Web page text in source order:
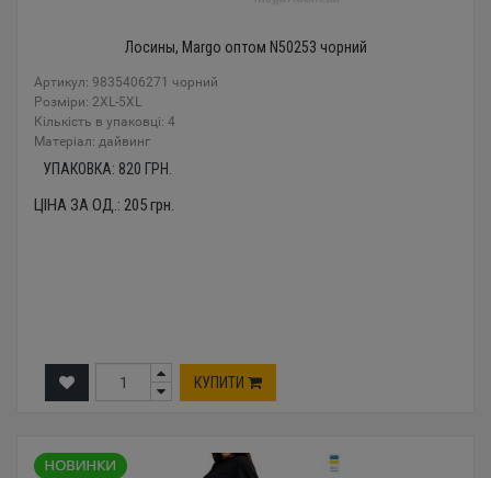
Лосины, Margo оптом N50253 чорний
Артикул: 9835406271 чорний
Розміри: 2XL-5XL
Кількість в упаковці: 4
Mатеріал: дайвинг
УПАКОВКА: 820 ГРН.
ЦІНА ЗА ОД.: 205грн.
КУПИТИ